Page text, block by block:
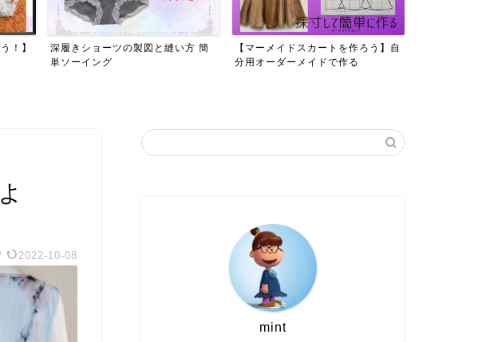
簡
【マーメイドスカートを作ろう】自
分用オーダーメイドで作る
クリエイターのミシン（工業用直線
ミシン、二本針オーバー、...
2022-10-08
mint